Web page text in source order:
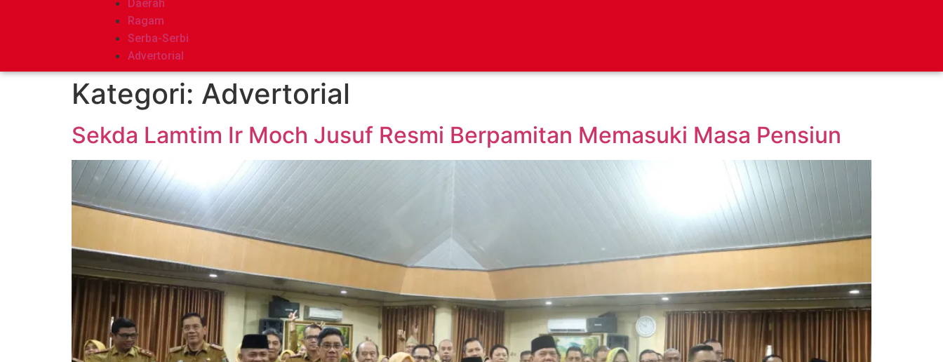
Daerah
Ragam
Serba-Serbi
Advertorial
Kategori: Advertorial
Sekda Lamtim Ir Moch Jusuf Resmi Berpamitan Memasuki Masa Pensiun